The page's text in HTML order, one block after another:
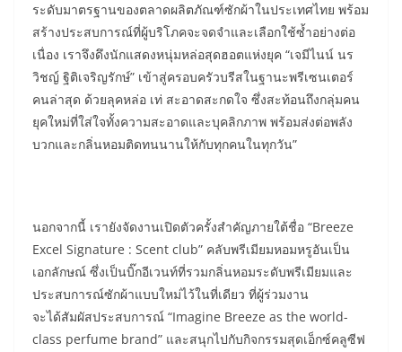
ระดับมาตรฐานของตลาดผลิตภัณฑ์ซักผ้าในประเทศไทย พร้อม
สร้างประสบการณ์ที่ผู้บริโภคจะจดจำและเลือกใช้ซ้ำอย่างต่อ
เนื่อง เราจึงดึงนักแสดงหนุ่มหล่อสุดฮอตแห่งยุค “เจมีไนน์ นร
วิชญ์ ฐิติเจริญรักษ์” เข้าสู่ครอบครัวบรีสในฐานะพรีเซนเตอร์
คนล่าสุด ด้วยลุคหล่อ เท่ สะอาดสะกดใจ ซึ่งสะท้อนถึงกลุ่มคน
ยุคใหม่ที่ใส่ใจทั้งความสะอาดและบุคลิกภาพ พร้อมส่งต่อพลัง
บวกและกลิ่นหอมติดทนนานให้กับทุกคนในทุกวัน”
นอกจากนี้ เรายังจัดงานเปิดตัวครั้งสำคัญภายใต้ชื่อ “Breeze
Excel Signature : Scent club” คลับพรีเมียมหอมหรูอันเป็น
เอกลักษณ์ ซึ่งเป็นบิ๊กอีเวนท์ที่รวมกลิ่นหอมระดับพรีเมียมและ
ประสบการณ์ซักผ้าแบบใหม่ไว้ในที่เดียว ที่ผู้ร่วมงาน
จะได้สัมผัสประสบการณ์ “Imagine Breeze as the world-
class perfume brand” และสนุกไปกับกิจกรรมสุดเอ็กซ์คลูซีฟ